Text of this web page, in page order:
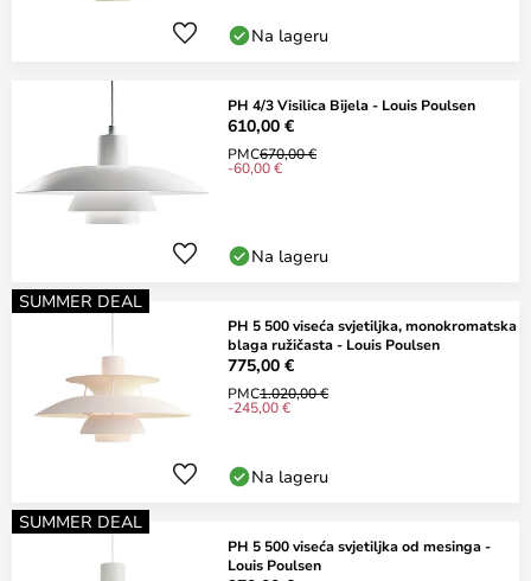
Na lageru
PH 4/3 Visilica Bijela - Louis Poulsen
610,00 €
PMC670,00 €
-60,00 €
Na lageru
SUMMER DEAL
PH 5 500 viseća svjetiljka, monokromatska
blaga ružičasta - Louis Poulsen
775,00 €
PMC1.020,00 €
-245,00 €
Na lageru
SUMMER DEAL
PH 5 500 viseća svjetiljka od mesinga -
Louis Poulsen